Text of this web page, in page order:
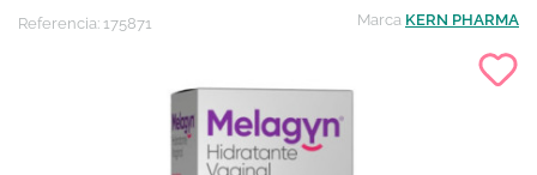
Referencia: 175871 Marca KERN PHARMA